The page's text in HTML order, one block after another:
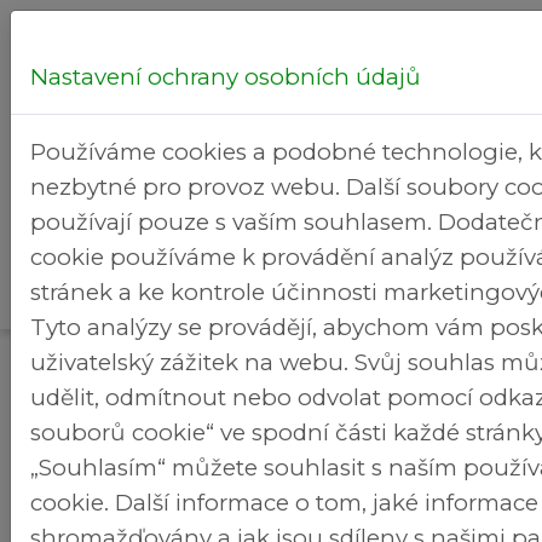
Hledej...
Brezineves.cz > GDPR
areál
GDPR
INFORMACE O ZPRACOVÁNÍ OSOBNÍCH
ÚDAJŮ - GDPR
Nastavení ochrany osobních údajů
Používáme cookies a podobné technologie,
nezbytné pro provoz webu. Další soubory
používají pouze s vaším souhlasem.
cookie používáme k provádění analýz
stránek a ke kontrole účinnosti
Tyto analýzy se provádějí, abychom vám
uživatelský zážitek na webu. Svůj souhlas
udělit, odmítnout nebo odvolat pomocí
souborů cookie“ ve spodní části každé
„Souhlasím“ můžete souhlasit s naším
cookie. Další informace o tom, jaké